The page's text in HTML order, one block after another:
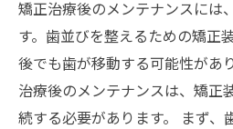
矯正治療後のメンテナンスには
す。歯並びを整えるための矯正
後でも歯が移動する可能性があ
治療後のメンテナンスは、矯正
続する必要があります。 まず、